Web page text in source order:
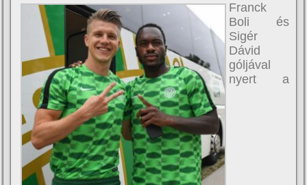
Franck
Boli és
Sigér
Dávid
góljával
nyert a